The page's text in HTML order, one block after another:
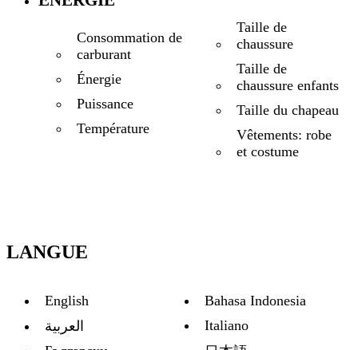
Consommation de
carburant
Énergie
Puissance
Température
Taille de
chaussure
Taille de
chaussure enfants
Taille du chapeau
Vêtements: robe
et costume
LANGUE
English
العربية
Bahasa Indonesia
Italiano